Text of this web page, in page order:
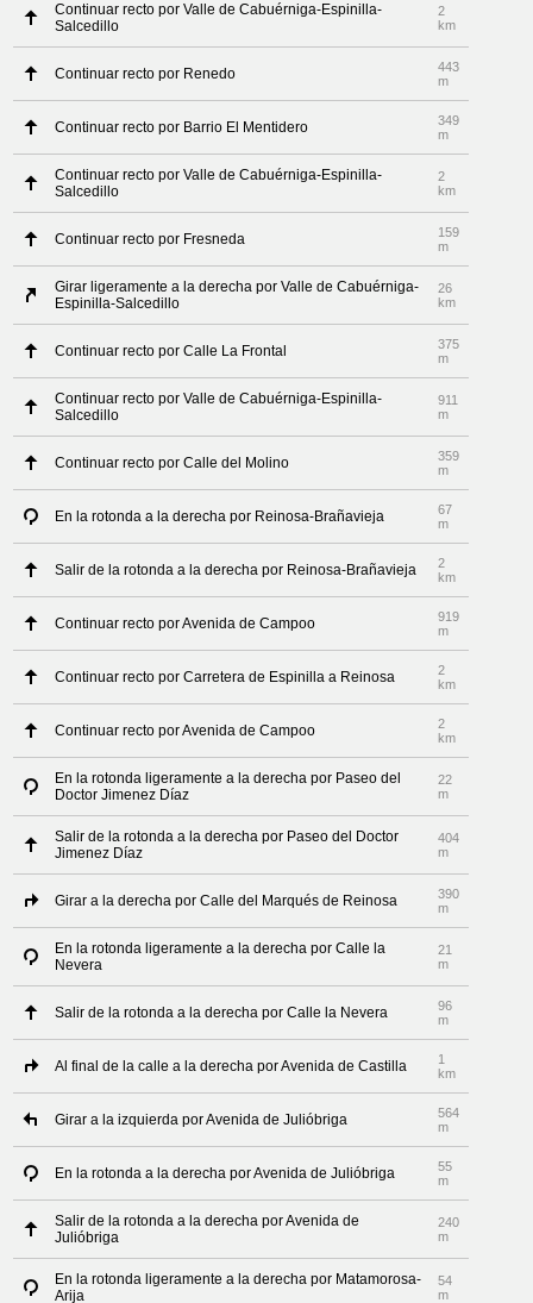
Continuar recto por Valle de Cabuérniga-Espinilla-
Salcedillo
2
km
Continuar recto por Renedo
443
m
Continuar recto por Barrio El Mentidero
349
m
Continuar recto por Valle de Cabuérniga-Espinilla-
Salcedillo
2
km
Continuar recto por Fresneda
159
m
Girar ligeramente a la derecha por Valle de Cabuérniga-
Espinilla-Salcedillo
26
km
Continuar recto por Calle La Frontal
375
m
Continuar recto por Valle de Cabuérniga-Espinilla-
Salcedillo
911
m
Continuar recto por Calle del Molino
359
m
En la rotonda a la derecha por Reinosa-Brañavieja
67
m
Salir de la rotonda a la derecha por Reinosa-Brañavieja
2
km
Continuar recto por Avenida de Campoo
919
m
Continuar recto por Carretera de Espinilla a Reinosa
2
km
Continuar recto por Avenida de Campoo
2
km
En la rotonda ligeramente a la derecha por Paseo del
Doctor Jimenez Díaz
22
m
Salir de la rotonda a la derecha por Paseo del Doctor
Jimenez Díaz
404
m
Girar a la derecha por Calle del Marqués de Reinosa
390
m
En la rotonda ligeramente a la derecha por Calle la
Nevera
21
m
Salir de la rotonda a la derecha por Calle la Nevera
96
m
Al final de la calle a la derecha por Avenida de Castilla
1
km
Girar a la izquierda por Avenida de Julióbriga
564
m
En la rotonda a la derecha por Avenida de Julióbriga
55
m
Salir de la rotonda a la derecha por Avenida de
Julióbriga
240
m
En la rotonda ligeramente a la derecha por Matamorosa-
Arija
54
m